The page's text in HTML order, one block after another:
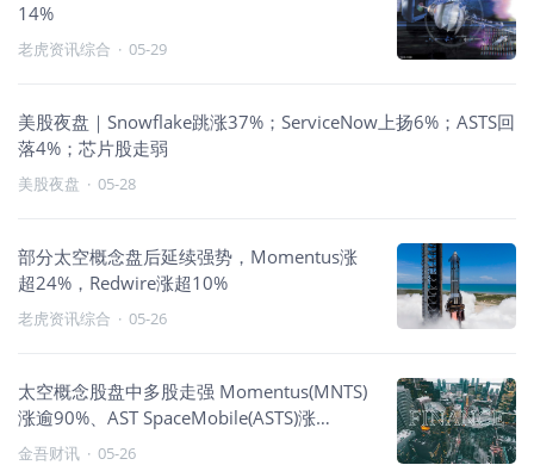
14%
老虎资讯综合 · 05-29
美股夜盘｜Snowflake跳涨37%；ServiceNow上扬6%；ASTS回
落4%；芯片股走弱
美股夜盘 · 05-28
部分太空概念盘后延续强势，Momentus涨
超24%，Redwire涨超10%
老虎资讯综合 · 05-26
太空概念股盘中多股走强 Momentus(MNTS)
涨逾90%、AST SpaceMobile(ASTS)涨
16.05%
金吾财讯 · 05-26